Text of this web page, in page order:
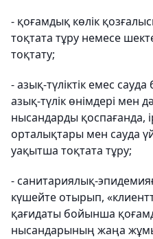
- қоғамдық көлік
тоқтата тұру немесе
тоқтату;
- азық-түліктік емес
азық-түлік өнімдері мен
нысандарды қоспағанда,
орталықтары мен сауда
уақытша тоқтата тұру;
- санитариялық-
күшейте отырып,
қағидаты бойынша
нысандарының жаңа